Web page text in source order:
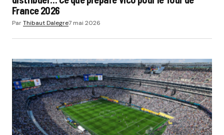
France 2026
ParThibaut Dalegre7 mai 2026